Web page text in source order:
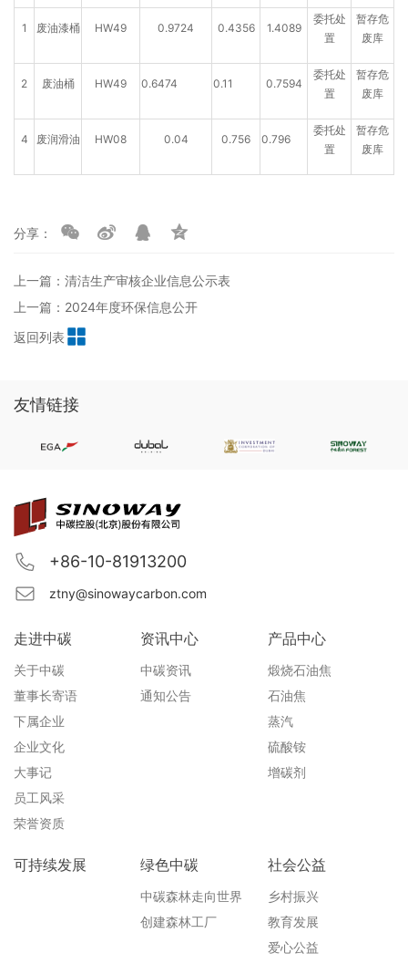
1 废油漆桶 HW49 0.9724 0.4356 1.4089
委托处
置
暂存危
废库
2 废油桶 HW49 0.6474 0.11 0.7594
委托处
置
暂存危
废库
4 废润滑油 HW08 0.04 0.756 0.796
委托处
置
暂存危
废库
分享：
上一篇：清洁生产审核企业信息公示表
返回列表
上一篇：2024年度环保信息公开
友情链接
走进中碳
关于中碳
董事长寄语
下属企业
企业文化
大事记
员工风采
荣誉资质
资讯中心
中碳资讯
通知公告
产品中心
煅烧石油焦
石油焦
蒸汽
硫酸铵
增碳剂
可持续发展 绿色中碳
中碳森林走向世界
创建森林工厂
社会公益
乡村振兴
教育发展
爱心公益
+86-10-81913200
ztny@sinowaycarbon.com